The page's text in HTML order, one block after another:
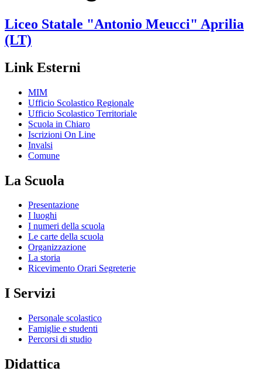
Liceo Statale "Antonio Meucci" Aprilia
(LT)
Link Esterni
MIM
Ufficio Scolastico Regionale
Ufficio Scolastico Territoriale
Scuola in Chiaro
Iscrizioni On Line
Invalsi
Comune
La Scuola
Presentazione
I luoghi
I numeri della scuola
Le carte della scuola
Organizzazione
La storia
Ricevimento Orari Segreterie
I Servizi
Personale scolastico
Famiglie e studenti
Percorsi di studio
Didattica